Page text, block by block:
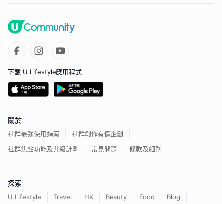
下載 U Lifestyle應用程式
關於
社群最強使用指南
社群創作有價企劃
社群焦點功能及升級計劃
常見問題 條款及細則
探索
U Lifestyle Travel HK Beauty Food Blog